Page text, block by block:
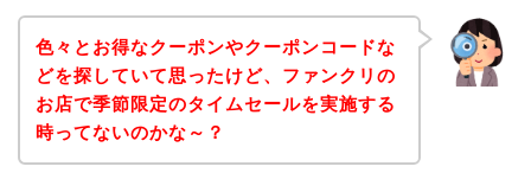
色々とお得なクーポンやクーポンコードな
どを探していて思ったけど、ファンクリの
お店で季節限定のタイムセールを実施する
時ってないのかな～？